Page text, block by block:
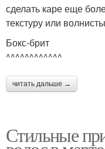
сделать каре еще
текстуру или
Бокс-брит
^^^^^^^^^^^^
читать дальше →
Стильные